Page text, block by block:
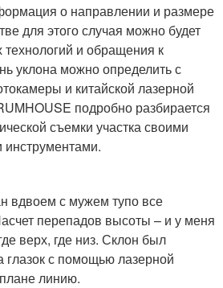
о направлении и размере
для этого случая можно будет
технологий и обращения к
уклона можно определить с
и китайской лазерной
подробно разбирается
съемки участка своими
вдвоем с мужем тупо все
перепадов высоты – и у меня
верх, где низ. Склон был
глазок с помощью лазерной
линию.